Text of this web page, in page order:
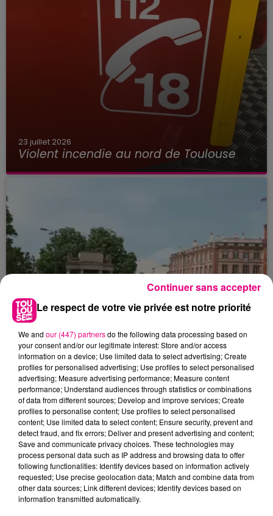
23 juillet 2026
Violent incendie au nord de Toulouse
22 juillet 2026
Toulouse : circulation perturbée dans le
secteur François Verdier...
Le respect de votre vie privée est notre priorité
We and our (447) partnersdo the following data processing based on
your consent and/or our legitimate interest: Store and/or access
information on a device; Use limited data to select advertising; Create
profiles for personalised advertising; Use profiles to select personalised
advertising; Measure advertising performance; Measure content
performance; Understand audiences through statistics or combinations
of data from different sources; Develop and improve services; Create
profiles to personalise content; Use profiles to select personalised
content; Use limited data to select content; Ensure security, prevent and
detect fraud, and fix errors; Deliver and present advertising and content;
Save and communicate privacy choices. These technologies may
process personal data such as IP address and browsing data to offer
following functionalities: Identify devices based on information actively
requested; Use precise geolocation data; Match and combine data from
other data sources; Link different devices; Identify devices based on
information transmitted automatically.
Continuer sans accepter